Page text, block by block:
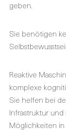
geben.
Sie benötigen
Reaktive
komplexe
Sie helfen bei
Infrastruktur
Möglichkeiten